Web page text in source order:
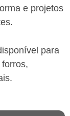
e projetos
para